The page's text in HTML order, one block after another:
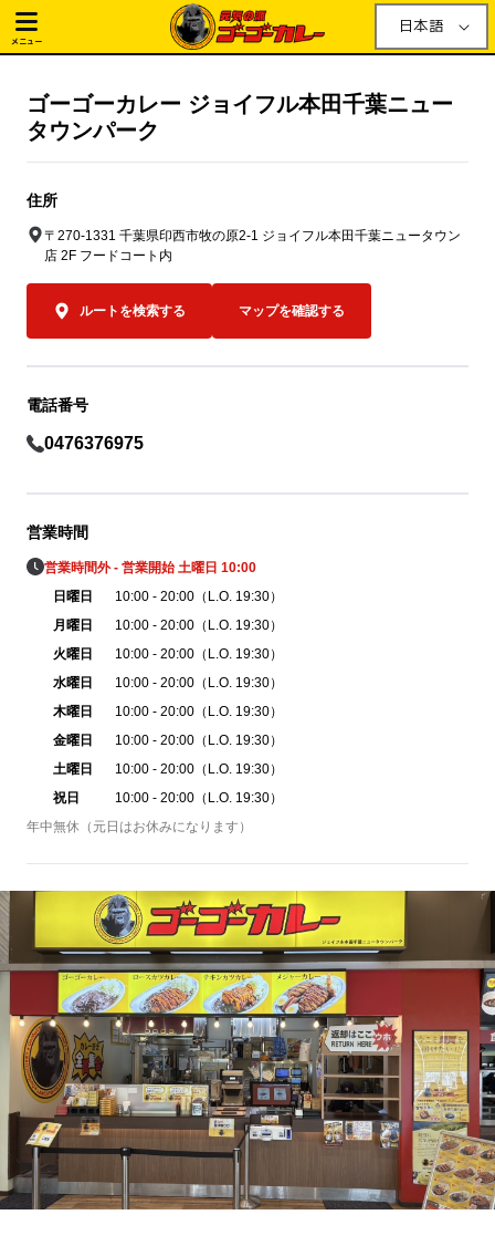
メニュー
日本語
ゴーゴーカレー ジョイフル本田千葉ニュー
タウンパーク
住所
〒270-1331 千葉県印西市牧の原2-1 ジョイフル本田千葉ニュータウン
店 2F フードコート内
ルートを検索する マップを確認する
電話番号
0476376975
営業時間
営業時間外 - 営業開始 土曜日 10:00
日曜日
10:00 - 20:00（L.O. 19:30）
月曜日
10:00 - 20:00（L.O. 19:30）
火曜日
10:00 - 20:00（L.O. 19:30）
水曜日
10:00 - 20:00（L.O. 19:30）
木曜日
10:00 - 20:00（L.O. 19:30）
金曜日
10:00 - 20:00（L.O. 19:30）
土曜日
10:00 - 20:00（L.O. 19:30）
祝日
10:00 - 20:00（L.O. 19:30）
年中無休（元日はお休みになります）